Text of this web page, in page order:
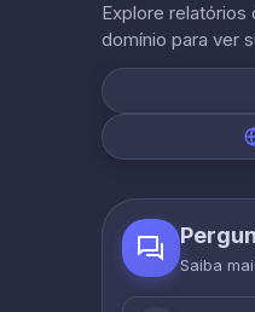
Explore relatórios
domínio para ver
Saiba